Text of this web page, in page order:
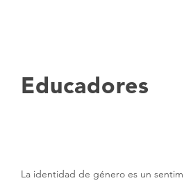
Educadores
La identidad de género es un